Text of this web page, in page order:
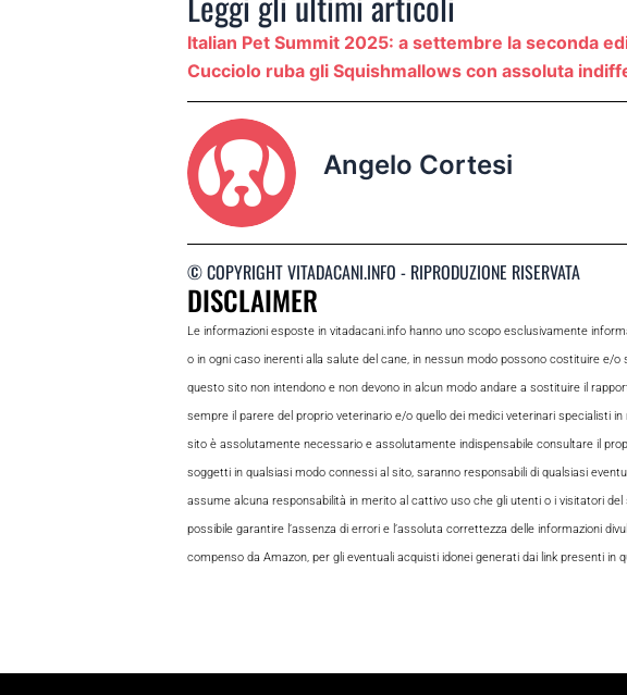
Italian Pet Summit 2025: a settembre la seconda
Cucciolo ruba gli Squishmallows con assoluta
Angelo Cortesi
© COPYRIGHT VITADACANI.INFO - RIPRODUZIONE RISERVATA
DISCLAIMER
Le informazioni esposte in vitadacani.info hanno uno scopo esclusivamente
o in ogni caso inerenti alla salute del cane, in nessun modo possono costituire
questo sito non intendono e non devono in alcun modo andare a sostituire il
sempre il parere del proprio veterinario e/o quello dei medici veterinari specialisti
sito è assolutamente necessario e assolutamente indispensabile consultare il
soggetti in qualsiasi modo connessi al sito, saranno responsabili di qualsiasi
assume alcuna responsabilità in merito al cattivo uso che gli utenti o i visitatori
possibile garantire l’assenza di errori e l’assoluta correttezza delle informazioni
compenso da Amazon, per gli eventuali acquisti idonei generati dai link presenti in